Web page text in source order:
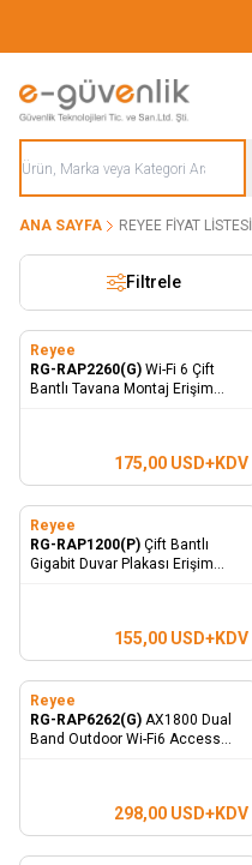
ANA SAYFA REYEE FIYAT LISTESI
Filtrele
Reyee
RG-RAP2260(G) Wi-Fi 6 Çift
Bantlı Tavana Montaj Erişim
175,00 USD+KDV
Reyee
RG-RAP1200(P) Çift Bantlı
Gigabit Duvar Plakası Erişim
155,00 USD+KDV
Reyee
RG-RAP6262(G) AX1800 Dual
Band Outdoor Wi-Fi6 Access
298,00 USD+KDV